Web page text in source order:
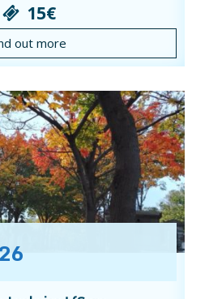
15€
out more